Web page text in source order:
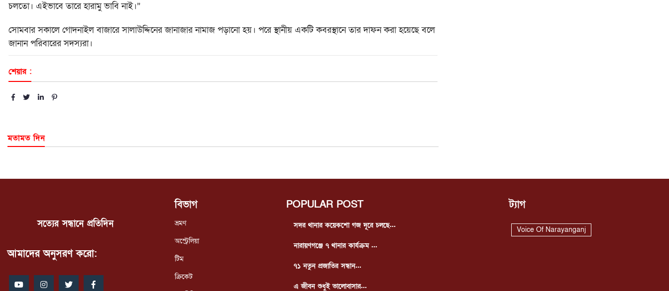
চলতো। এইভাবে তারে হারামু ভাবি নাই।”
সোমবার সকালে গোদনাইল বাজারে সালাউদ্দিনের জানাজার নামাজ পড়ানো হয়। পরে স্থানীয় একটি কবরস্থানে তার দাফন করা হয়েছে বলে
জানান পরিবারের সদস্যরা।
শেয়ার :
মতামত দিন
সত্যের সন্ধানে প্রতিদিন
আমাদের অনুসরণ করো:
বিভাগ
ভ্রমণ
অস্ট্রেলিয়া
টিম
ক্রিকেট
POPULAR POST
সদর থানার কয়েকশো গজ দূরে চলছে...
নারায়ণগঞ্জে ৭ থানার কার্যক্রম ...
৭১ নতুন প্রজাতির সন্ধান...
এ জীবন শুধুই ভালোবাসার...
ট্যাগ
Voice Of Narayanganj